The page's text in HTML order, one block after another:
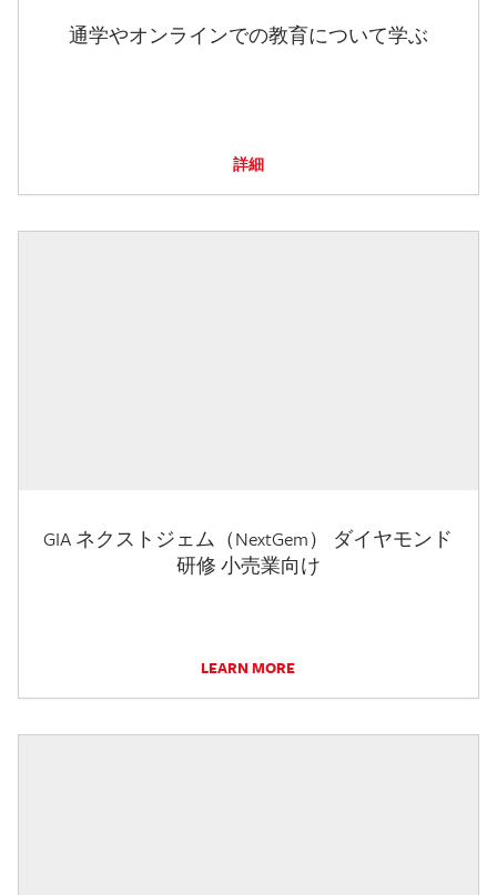
通学やオンラインでの教育について学ぶ
詳細
GIA ネクストジェム（NextGem） ダイヤモンド
研修 小売業向け
LEARN MORE